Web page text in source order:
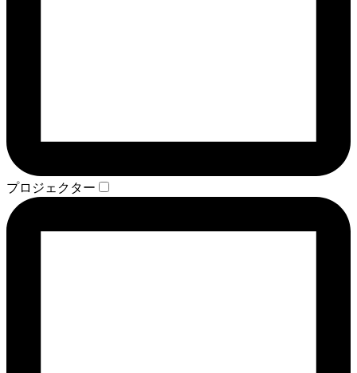
プロジェクター